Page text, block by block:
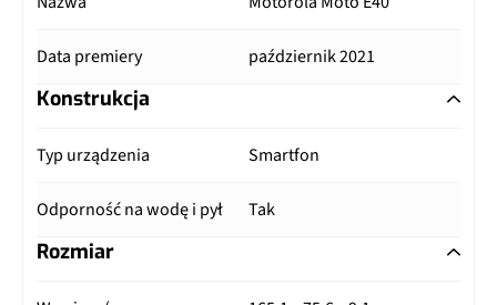
Data premiery październik 2021
Konstrukcja
Typ urządzenia Smartfon
Odporność na wodę i pył Tak
Rozmiar